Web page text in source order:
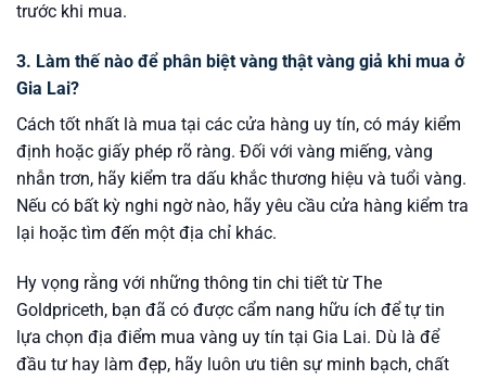
trước khi mua.
3. Làm thế nào để phân biệt vàng thật vàng giả khi mua ở
Gia Lai?
Cách tốt nhất là mua tại các cửa hàng uy tín, có máy kiểm
định hoặc giấy phép rõ ràng. Đối với vàng miếng, vàng
nhẫn trơn, hãy kiểm tra dấu khắc thương hiệu và tuổi vàng.
Nếu có bất kỳ nghi ngờ nào, hãy yêu cầu cửa hàng kiểm tra
lại hoặc tìm đến một địa chỉ khác.
Hy vọng rằng với những thông tin chi tiết từ The
Goldpriceth, bạn đã có được cẩm nang hữu ích để tự tin
lựa chọn địa điểm mua vàng uy tín tại Gia Lai. Dù là để
đầu tư hay làm đẹp, hãy luôn ưu tiên sự minh bạch, chất